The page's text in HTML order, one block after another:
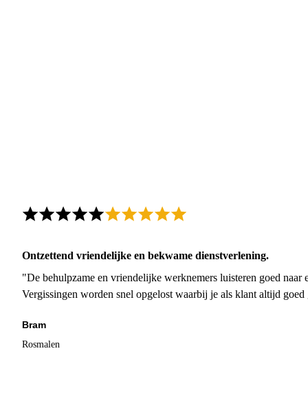
Ontzettend vriendelijke en bekwame dienstverlening.
"De behulpzame en vriendelijke werknemers luisteren goed naar
Vergissingen worden snel opgelost waarbij je als klant altijd
Bram
Rosmalen